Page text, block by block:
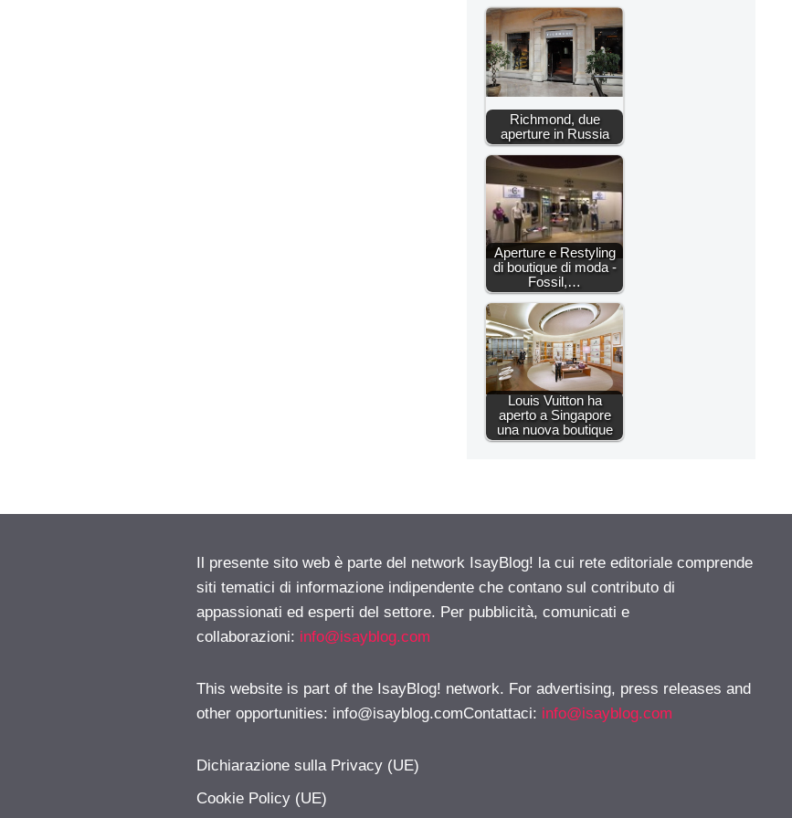
Richmond, due
aperture in Russia
Aperture e Restyling
di boutique di moda -
Fossil,…
Louis Vuitton ha
aperto a Singapore
una nuova boutique
Il presente sito web è parte del network IsayBlog! la cui rete editoriale comprende
siti tematici di informazione indipendente che contano sul contributo di
appassionati ed esperti del settore. Per pubblicità, comunicati e
collaborazioni: info@isayblog.com
This website is part of the IsayBlog! network. For advertising, press releases and
other opportunities: info@isayblog.comContattaci: info@isayblog.com
Dichiarazione sulla Privacy (UE)
Cookie Policy (UE)